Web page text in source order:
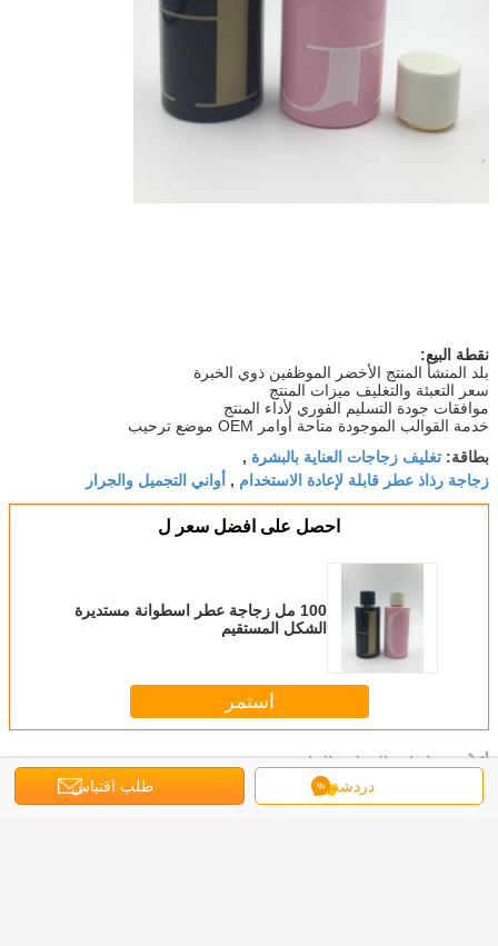
نقطة البيع:
بلد المنشأ المنتج الأخضر الموظفين ذوي الخبرة
سعر التعبئة والتغليف ميزات المنتج
موافقات جودة التسليم الفوري لأداء المنتج
خدمة القوالب الموجودة متاحة أوامر OEM موضع ترحيب
بطاقة: تغليف زجاجات العناية بالبشرة ,
زجاجة رذاذ عطر قابلة لإعادة الاستخدام , أواني التجميل والجرار
احصل على افضل سعر ل
100 مل زجاجة عطر اسطوانة مستديرة
الشكل المستقيم
استمر
أكثرزجاجات العطور الفاخرة
دردشة طلب اقتباس